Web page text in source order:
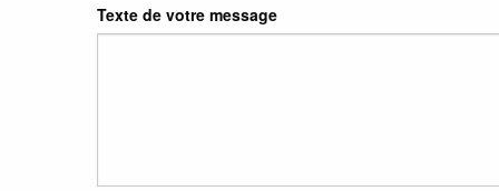
Texte de votre message